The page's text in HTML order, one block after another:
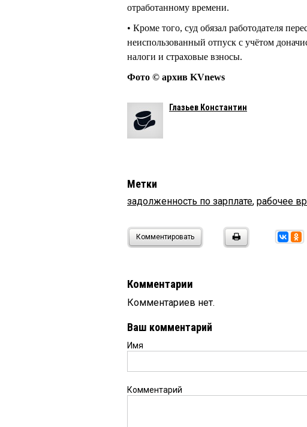
отработанному времени.
• Кроме того, суд обязал работодателя
неиспользованный отпуск с учётом
налоги и страховые взносы.
Фото © архив KVnews
Глазьев Константин
Метки
задолженность по зарплате, рабочее
Комментировать
Комментарии
Комментариев нет.
Ваш комментарий
Имя
Комментарий